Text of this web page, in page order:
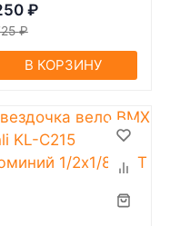
₽
₽
В КОРЗИНУ